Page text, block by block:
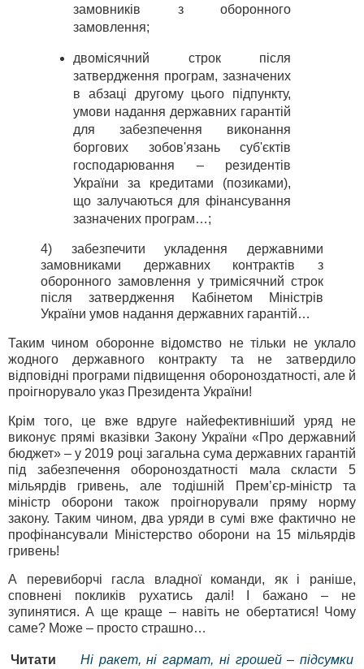
замовників з оборонного
замовлення;
двомісячний строк після
затвердження програм, зазначених
в абзаці другому цього підпункту,
умови надання державних гарантій
для забезпечення виконання
боргових зобов'язань суб'єктів
господарювання – резидентів
України за кредитами (позиками),
що залучаються для фінансування
зазначених програм…;
4) забезпечити укладення державними
замовниками державних контрактів з
оборонного замовлення у тримісячний строк
після затвердження Кабінетом Міністрів
України умов надання державних гарантій…
Таким чином оборонне відомство не тільки не уклало
жодного державного контракту та не затвердило
відповідні програми підвищення обороноздатності, але й
проігнорувало указ Президента України!
Крім того, це вже вдруге найефективніший уряд не
виконує прямі вказівки Закону України «Про державний
бюджет» – у 2019 році загальна сума державних гарантій
під забезпечення обороноздатності мала скласти 5
мільярдів гривень, але тодішній Прем’єр-міністр та
міністр оборони також проігнорували пряму норму
закону. Таким чином, два уряди в сумі вже фактично не
профінансували Міністерство оборони на 15 мільярдів
гривень!
А перевиборчі гасла владної команди, як і раніше,
сповнені покликів рухатись далі! І бажано – не
зупинятися. А ще краще – навіть не обертатися! Чому
саме? Може – просто страшно…
Читати Ні ракет, ні гармат, ні грошей – підсумки